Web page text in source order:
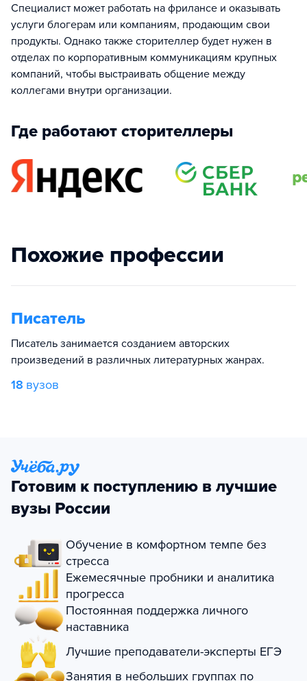
Специалист может работать на фрилансе и оказывать
услуги блогерам или компаниям, продающим свои
продукты. Однако также сторителлер будет нужен в
отделах по корпоративным коммуникациям крупных
компаний, чтобы выстраивать общение между
коллегами внутри организации.
Где работают сторителлеры
Похожие профессии
Писатель
Писатель занимается созданием авторских
произведений в различных литературных жанрах.
18 вузов
Готовим к поступлению в лучшие
вузы России
Обучение в комфортном темпе без
стресса
Ежемесячные пробники и аналитика
прогресса
Постоянная поддержка личного
наставника
Лучшие преподаватели-эксперты ЕГЭ
Занятия в небольших группах по